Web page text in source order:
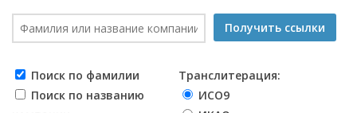
Поиск по фамилии
Поиск по названию
Транслитерация:
ИСО9